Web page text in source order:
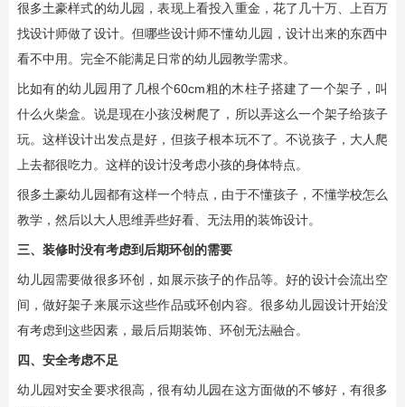
很多土豪样式的幼儿园，表现上看投入重金，花了几十万、上百万
找设计师做了设计。但哪些设计师不懂幼儿园，设计出来的东西中
看不中用。完全不能满足日常的幼儿园教学需求。
比如有的幼儿园用了几根个60cm粗的木柱子搭建了一个架子，叫
什么火柴盒。说是现在小孩没树爬了，所以弄这么一个架子给孩子
玩。这样设计出发点是好，但孩子根本玩不了。不说孩子，大人爬
上去都很吃力。这样的设计没考虑小孩的身体特点。
很多土豪幼儿园都有这样一个特点，由于不懂孩子，不懂学校怎么
教学，然后以大人思维弄些好看、无法用的装饰设计。
三、装修时没有考虑到后期环创的需要
幼儿园需要做很多环创，如展示孩子的作品等。好的设计会流出空
间，做好架子来展示这些作品或环创内容。很多幼儿园设计开始没
有考虑到这些因素，最后后期装饰、环创无法融合。
四、安全考虑不足
幼儿园对安全要求很高，很有幼儿园在这方面做的不够好，有很多